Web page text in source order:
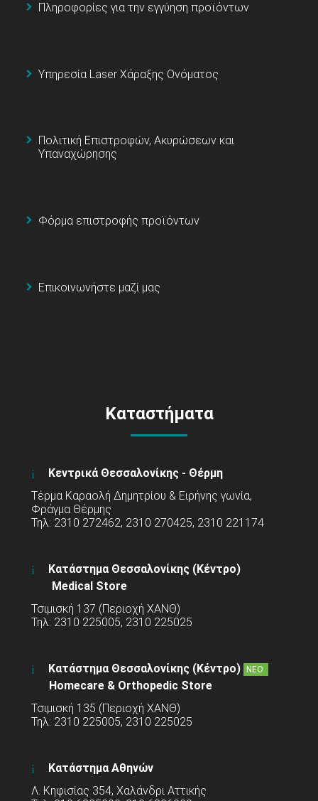
Πληροφορίες για την εγγύηση προϊόντων
Υπηρεσία Laser Χάραξης Ονόματος
Πολιτική Επιστροφών, Ακυρώσεων και
Υπαναχώρησης
Φόρμα επιστροφής προϊόντων
Επικοινωνήστε μαζί μας
Καταστήματα
Κεντρικά Θεσσαλονίκης - Θέρμη
Τέρμα Καραολή Δημητρίου & Ειρήνης γωνία,
Φράγμα Θέρμης
Τηλ: 2310 272462, 2310 270425, 2310 221174
Κατάστημα Θεσσαλονίκης (Κέντρο)
Medical Store
Τσιμισκή 137 (Περιοχή ΧΑΝΘ)
Τηλ: 2310 225005, 2310 225025
Κατάστημα Θεσσαλονίκης (Κέντρο) ΝΕΟ
Homecare & Orthopedic Store
Τσιμισκή 135 (Περιοχή ΧΑΝΘ)
Τηλ: 2310 225005, 2310 225025
Κατάστημα Αθηνών
Λ. Κηφισίας 354, Χαλάνδρι Αττικής